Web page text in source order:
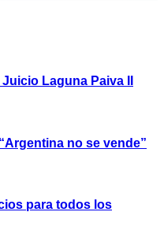
Laguna Paiva II
no se vende”
para todos los